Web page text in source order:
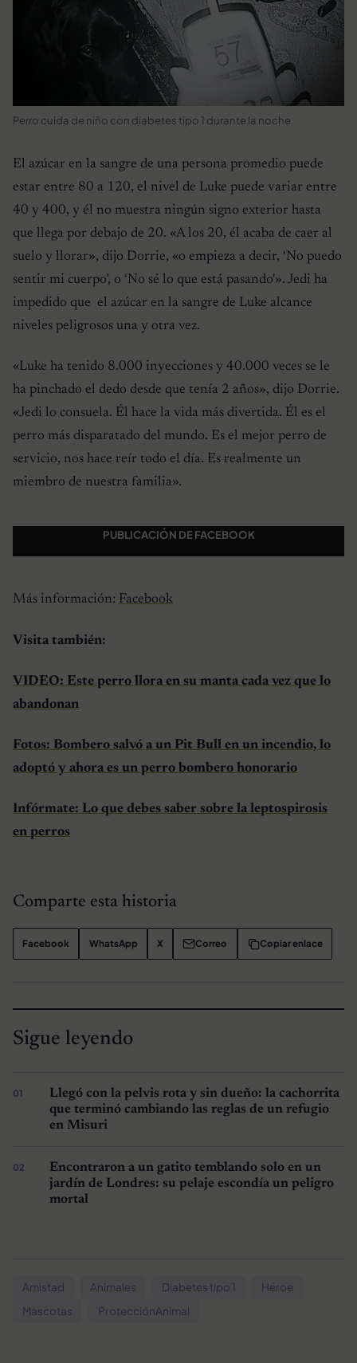
Perro cuida de niño con diabetes tipo 1 durante la noche
El azúcar en la sangre de una persona promedio puede
estar entre 80 a 120, el nivel de Luke puede variar entre
40 y 400, y él no muestra ningún signo exterior hasta
que llega por debajo de 20. «A los 20, él acaba de caer al
suelo y llorar», dijo Dorrie, «o empieza a decir, ‘No puedo
sentir mi cuerpo’, o ‘No sé lo que está pasando'». Jedi ha
impedido que el azúcar en la sangre de Luke alcance
niveles peligrosos una y otra vez.
«Luke ha tenido 8.000 inyecciones y 40.000 veces se le
ha pinchado el dedo desde que tenía 2 años», dijo Dorrie.
«Jedi lo consuela. Él hace la vida más divertida. Él es el
perro más disparatado del mundo. Es el mejor perro de
servicio, nos hace reír todo el día. Es realmente un
miembro de nuestra familia».
PUBLICACIÓN DE FACEBOOK
Más información: Facebook
Visita también:
VIDEO: Este perro llora en su manta cada vez que lo
abandonan
Fotos: Bombero salvó a un Pit Bull en un incendio, lo
adoptó y ahora es un perro bombero honorario
Infórmate: Lo que debes saber sobre la leptospirosis
en perros
Comparte esta historia
Facebook WhatsApp X Correo Copiar enlace
Sigue leyendo
Llegó con la pelvis rota y sin dueño: la cachorrita
que terminó cambiando las reglas de un refugio
en Misuri
Encontraron a un gatito temblando solo en un
jardín de Londres: su pelaje escondía un peligro
mortal
Amistad Animales Diabetes tipo 1
Héroe
Mascotas
ProtecciónAnimal